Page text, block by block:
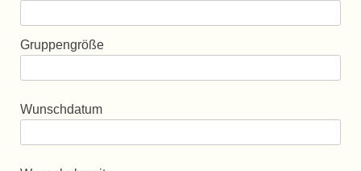
Gruppengröße
Wunschdatum